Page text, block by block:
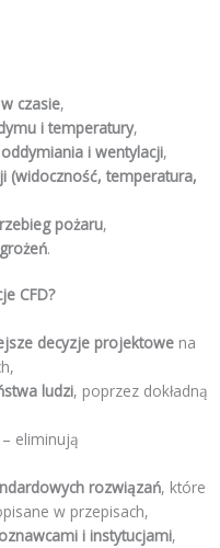
czasie,
i temperatury,
i wentylacji,
(widoczność, temperatura,
pożaru,
.
CFD?
decyzje projektowe na
ludzi, poprzez dokładną
– eliminują
rozwiązań, które
w przepisach,
i instytucjami,